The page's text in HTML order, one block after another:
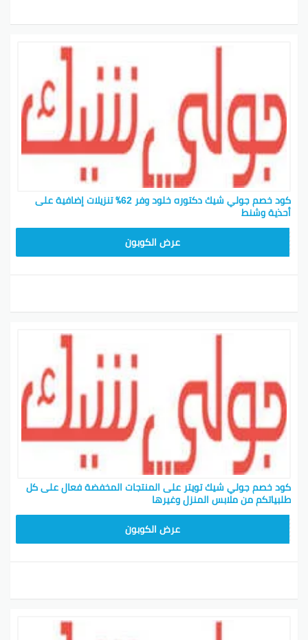
كود خصم جولي شيك دكتوره خلود وفر 62٪ تنزيلات إضافية على
أحذية وشنط
عرض الكوبون
كود خصم جولي شيك تويتر على المنتجات المخفضة فعال على كل
طلبياتكم من ملابس المنزل وغيرها
عرض الكوبون